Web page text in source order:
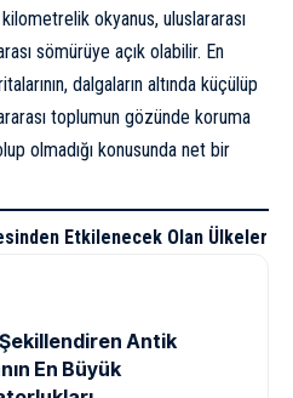
okyanus, uluslararası
sömürüye açık olabilir. En
dalgaların altında küçülüp
toplumun gözünde koruma
olmadığı konusunda net bir
Etkilenecek Olan Ülkeler
Antik
En Büyük